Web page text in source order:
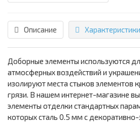
Описание Характеристики
Доборные элементы используются
атмосферных воздействий и
изолируют места стыков элементов
грязи. В нашем интернет-магазине
элементы отделки стандартных
которых сталь 0.5 мм с